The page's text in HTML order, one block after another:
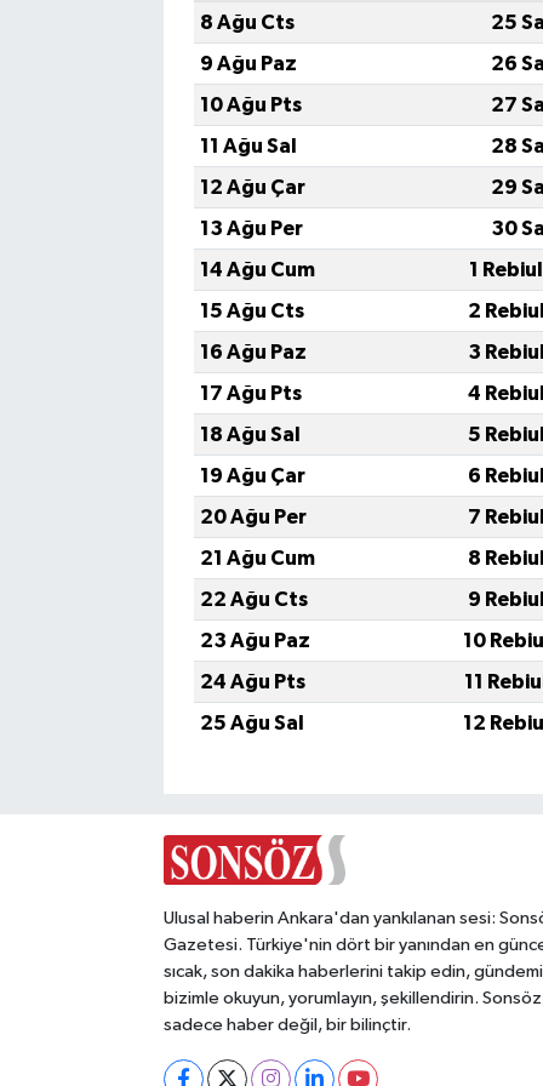
8 Ağu Cts
25
9 Ağu Paz
26
10 Ağu Pts
27
11 Ağu Sal
28
12 Ağu Çar
29
13 Ağu Per
30
14 Ağu Cum
1
15 Ağu Cts
2
16 Ağu Paz
3
17 Ağu Pts
4
18 Ağu Sal
5
19 Ağu Çar
6
20 Ağu Per
7
21 Ağu Cum
8
22 Ağu Cts
9
23 Ağu Paz
10
24 Ağu Pts
11
25 Ağu Sal
12
Ulusal haberin Ankara'dan yankılanan sesi:
Gazetesi. Türkiye'nin dört bir yanından en
sıcak, son dakika haberlerini takip edin, gündemi
bizimle okuyun, yorumlayın, şekillendirin.
sadece haber değil, bir bilinçtir.